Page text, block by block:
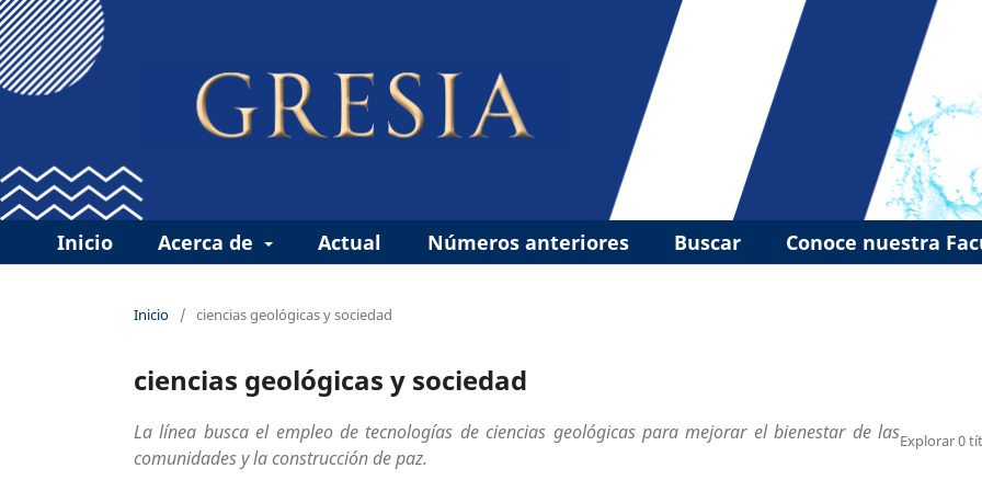
Inicio Acerca de Actual Números anteriores Buscar Conoce nuestra
Inicio / ciencias geológicas y sociedad
ciencias geológicas y sociedad
Explorar 0
La línea busca el empleo de tecnologías de ciencias geológicas para mejorar el bienestar de las
comunidades y la construcción de paz.